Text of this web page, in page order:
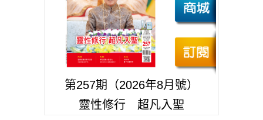
第257期（2026年8月號）
靈性修行 超凡入聖